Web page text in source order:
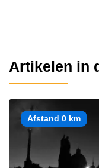
Artikelen in
Afstand 0 km